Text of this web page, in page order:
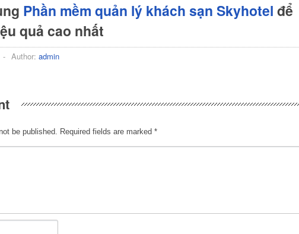
Phần mềm quản lý khách sạn Skyhotel để
quả cao nhất
- Author: admin
be published. Required fields are marked *